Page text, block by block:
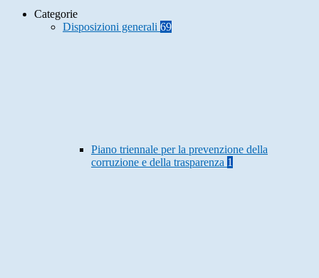
Categorie
Disposizioni generali 69
Piano triennale per la prevenzione della
corruzione e della trasparenza 1